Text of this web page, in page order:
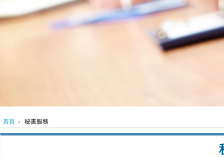
首頁 秘書服務